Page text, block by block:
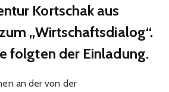
Kortschak aus
„Wirtschaftsdialog“.
folgten der Einladung.
an der von der